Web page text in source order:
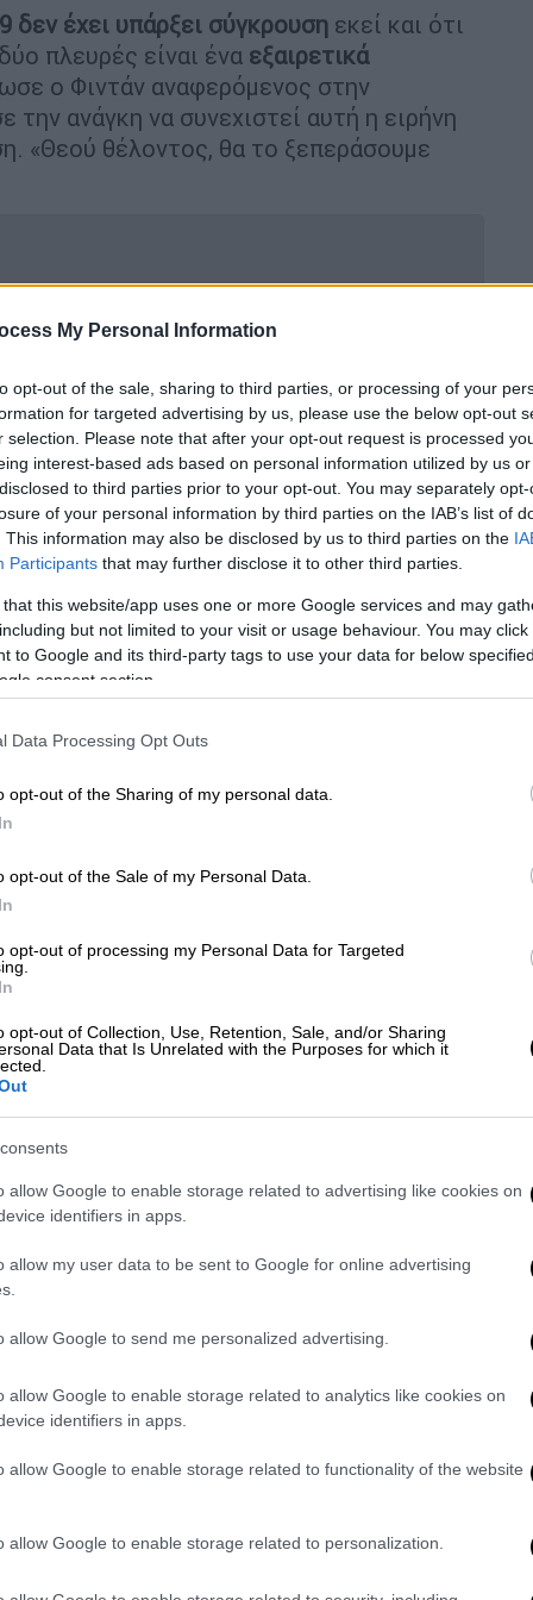
My Personal Information
opt-out of the sale, sharing to third parties, or processing of your
for targeted advertising by us, please use the below opt-out
selection. Please note that after your opt-out request is processed
interest-based ads based on personal information utilized by us
to third parties prior to your opt-out. You may separately
of your personal information by third parties on the IAB’s list of
This information may also be disclosed by us to third parties on the
Participants that may further disclose it to other third parties.
that this website/app uses one or more Google services and may
but not limited to your visit or usage behaviour. You may
to Google and its third-party tags to use your data for below
consent section.
Data Processing Opt Outs
opt-out of the Sharing of my personal data.
opt-out of the Sale of my Personal Data.
opt-out of processing my Personal Data for Targeted
opt-out of Collection, Use, Retention, Sale, and/or Sharing
Data that Is Unrelated with the Purposes for which it
allow Google to enable storage related to advertising like cookies on
identifiers in apps.
allow my user data to be sent to Google for online advertising
allow Google to send me personalized advertising.
allow Google to enable storage related to analytics like cookies on
identifiers in apps.
allow Google to enable storage related to functionality of the website
allow Google to enable storage related to personalization.
δεν έχει υπάρξει σύγκρουση εκεί και ότι
πλευρές είναι ένα εξαιρετικά
ο Φιντάν αναφερόμενος στην
την ανάγκη να συνεχιστεί αυτή η ειρήνη
«Θεού θέλοντος, θα το ξεπεράσουμε
Βουλευτές του
του DEM
στα Κατεχόμενα
στηνΚύπροπαραμένει ένα ζήτημα
σχετικά με τη στρατιωτική παρουσία
ανέφερε: «Το κυπριακό ζήτημα είναι ένα
η Ειρηνευτική Επιχείρηση [σσ.
1974, επικρατεί ειρήνη στο νησί και
κάτι εξαιρετικά πολύτιμο. Δηλαδή,
Δυνάμεων στο νησί, πλέον
ζουν ειρηνικά».
τουρκικών στρατευμάτων στο νησί ως
«Εμείς ούτως ή άλλως έχουμε
που είναι γνωστή. Έχουμε χιλιάδες
δυνάμεις μας, εκεί βρίσκονται και
ειρηνευτικές μας ενέργειες
το
Άγκυρα», δήλωσε ο Φιντάν, δείχνοντας
τις διπλωματικές σχέσεις με την
νέα φάση στις τουρκο-αιγυπτιακές
επιδίωξη στενότερης συνεργασίας και
δύο χωρών.
προσπάθειες των δύο χωρών για
περιοχή.
μας για τη διαχείριση των
εντατικά απόψεις ιδιαίτερα για τις
το Σουδάν, τη Λιβύη. Σκεφτόμαστε με
και του παλαιστινιακού
να δώσουμε λύσεις σε όλες αυτές τις